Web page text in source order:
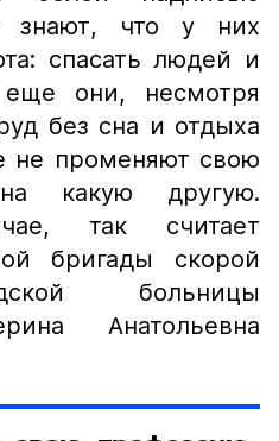
знают, что у них
спасать людей и
они, несмотря
без сна и отдыха
не променяют свою
какую другую.
так считает
бригады скорой
больницы
Анатольевна